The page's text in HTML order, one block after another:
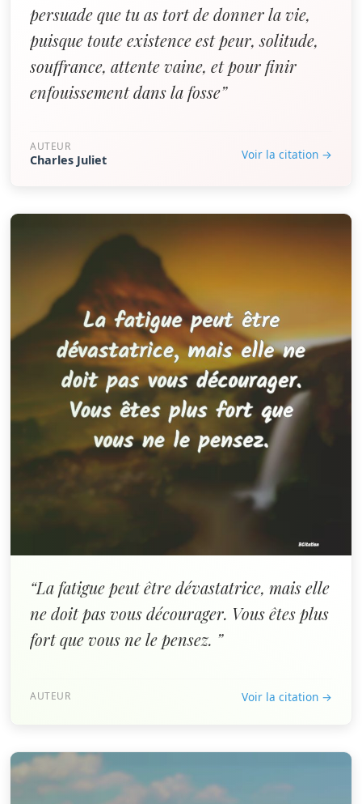
persuade que tu as tort de donner la vie,
puisque toute existence est peur, solitude,
souffrance, attente vaine, et pour finir
enfouissement dans la fosse”
AUTEUR
Charles Juliet Voir la citation →
“La fatigue peut être dévastatrice, mais elle
ne doit pas vous décourager. Vous êtes plus
fort que vous ne le pensez. ”
AUTEUR Voir la citation →